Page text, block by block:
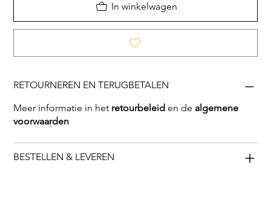
In winkelwagen
RETOURNEREN EN TERUGBETALEN
Meer informatie in het retourbeleid en de algemene
voorwaarden
BESTELLEN & LEVEREN